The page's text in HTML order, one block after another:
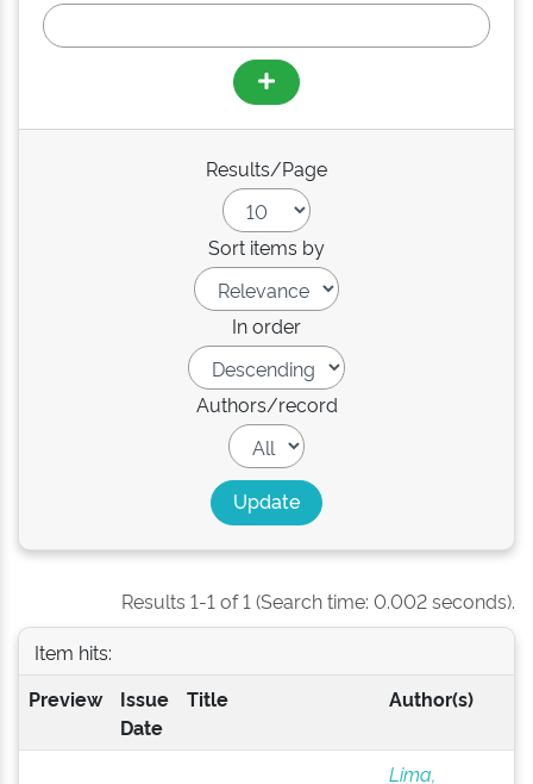
Results/Page
Sort items by
In order
Authors/record
Results 1-1 of 1 (Search time: 0.002 seconds).
Item hits:
Preview
Issue
Date
Title Author(s)
Lima,